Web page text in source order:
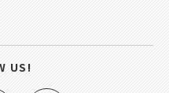
US!